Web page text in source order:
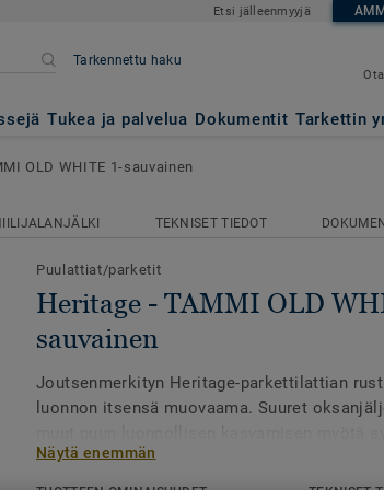
Etsi jälleenmyyjä
Tarkennettu haku
Tukea ja palvelua Dokumentit Tarkettin
1-sauvainen
OLD WHITE 1-sauvainen
TEKNISET TIEDOT
Puulattiat/parketit
Heritage - TAMMI OLD
sauvainen
Joutsenmerkityn Heritage-parkettilattian
luonnon itsensä muovaama. Suuret
tekevät parketista aidolla tavalla rustiikin.
syntynyt vuosikymmenien saatossa.
Näytä enemmän